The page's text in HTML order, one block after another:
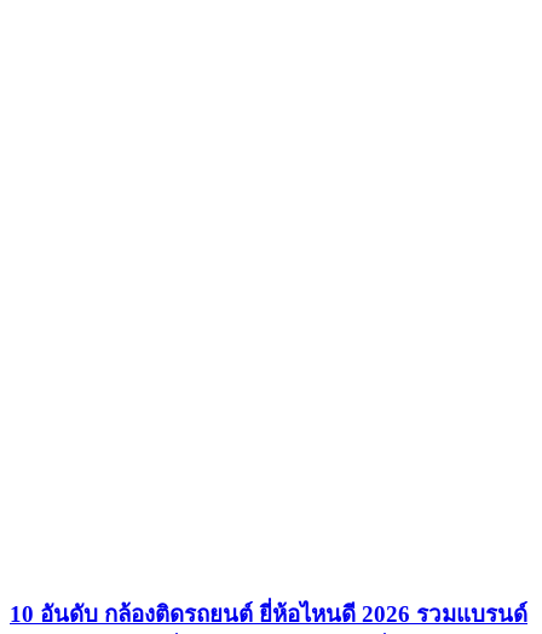
10 อันดับ กล้องติดรถยนต์ ยี่ห้อไหนดี 2026 รวมแบรนด์